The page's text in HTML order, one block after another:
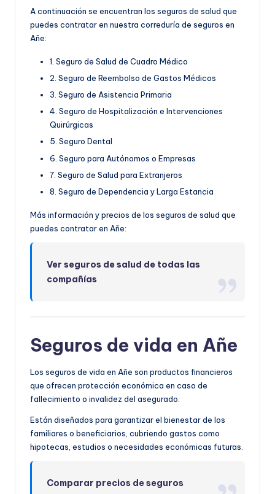
A continuación se encuentran los seguros de salud que
puedes contratar en nuestra correduría de seguros en
Añe:
1. Seguro de Salud de Cuadro Médico
2. Seguro de Reembolso de Gastos Médicos
3. Seguro de Asistencia Primaria
4. Seguro de Hospitalización e Intervenciones
Quirúrgicas
5. Seguro Dental
6. Seguro para Autónomos o Empresas
7. Seguro de Salud para Extranjeros
8. Seguro de Dependencia y Larga Estancia
Más información y precios de los seguros de salud que
puedes contratar en Añe:
Ver seguros de salud de todas las
compañías
Seguros de vida en Añe
Los seguros de vida en Añe son productos financieros
que ofrecen protección económica en caso de
fallecimiento o invalidez del asegurado.
Están diseñados para garantizar el bienestar de los
familiares o beneficiarios, cubriendo gastos como
hipotecas, estudios o necesidades económicas futuras.
Comparar precios de seguros